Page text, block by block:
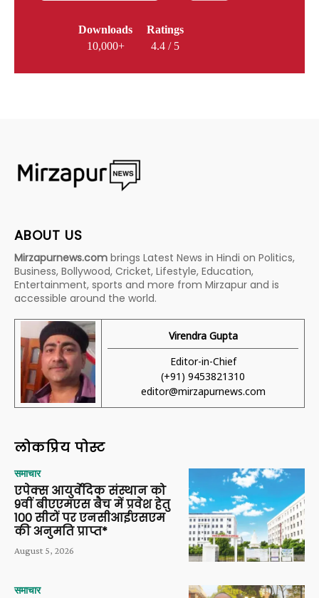
Downloads
10,000+
Ratings
4.4 / 5
ABOUT US
Mirzapurnews.com brings Latest News in Hindi on Politics,
Business, Bollywood, Cricket, Lifestyle, Education,
Entertainment, sports and more from Mirzapur and is
accessible around the world.
Virendra Gupta
Editor-in-Chief
(+91) 9453821310
editor@mirzapurnews.com
लोकप्रिय पोस्ट
समाचार
एपेक्स आयुर्वेदिक संस्थान को
9वीं बीएएमएस बैच में प्रवेश हेतु
100 सीटों पर एनसीआईएसएम
की अनुमति प्राप्त*
August 5, 2026
समाचार